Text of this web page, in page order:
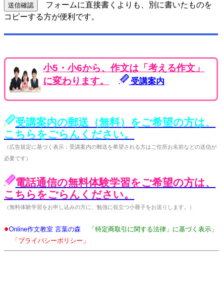
フォームに直接書くよりも、別に書いたものを
コピーする方が便利です。
小5・小6から、作文は「考える作文」
に変わります。
受講案内
受講案内の郵送（無料）をご希望の方は、
こちらをごらんください。
（広告規定に基づく表示：受講案内の郵送を希望される方はご住所お名前などの送信が
必要です）
電話通信の無料体験学習をご希望の方は、
こちらをごらんください。
（無料体験学習をお申し込みの方に、勉強に役立つ小冊子をお送りします。）
●Online作文教室 言葉の森
「特定商取引に関する法律」に基づく表示」
「プライバシーポリシー」